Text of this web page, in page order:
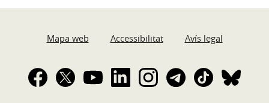
Mapa web Accessibilitat Avís legal